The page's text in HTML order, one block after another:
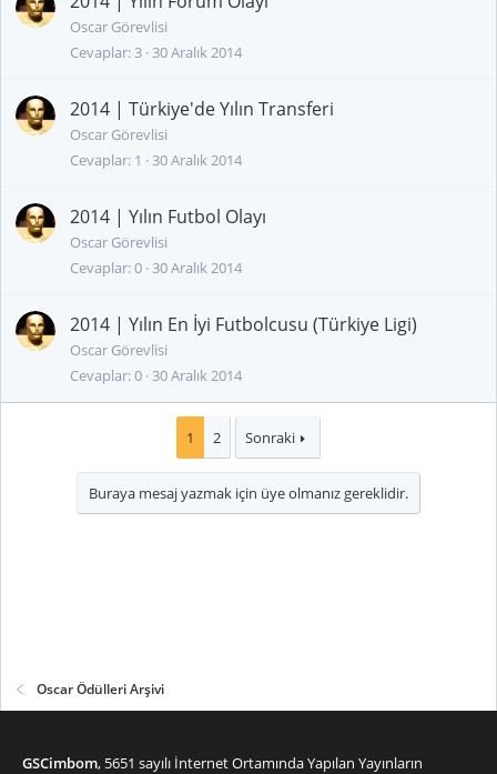
Oscar Görevlisi
Cevaplar 3 30 Aralık 2014
2014 | Türkiye'de Yılın Transferi
Oscar Görevlisi
Cevaplar 1 30 Aralık 2014
2014 | Yılın Futbol Olayı
Oscar Görevlisi
Cevaplar 0 30 Aralık 2014
2014 | Yılın En İyi Futbolcusu (Türkiye Ligi)
Oscar Görevlisi
Cevaplar 0 30 Aralık 2014
1 2 Sonraki
Buraya mesaj yazmak için üye olmanız gereklidir.
Oscar Ödülleri Arşivi
GSCimbom, 5651 sayılı İnternet Ortamında Yapılan Yayınların